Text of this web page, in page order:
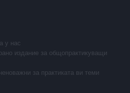
у нас
издание за общопрактикуващи
за практиката ви теми